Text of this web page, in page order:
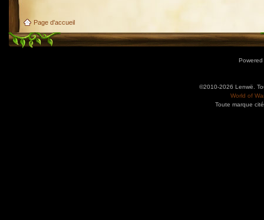
Page d'accueil
©2010-2026 Lenwë.
World of
Toute marque